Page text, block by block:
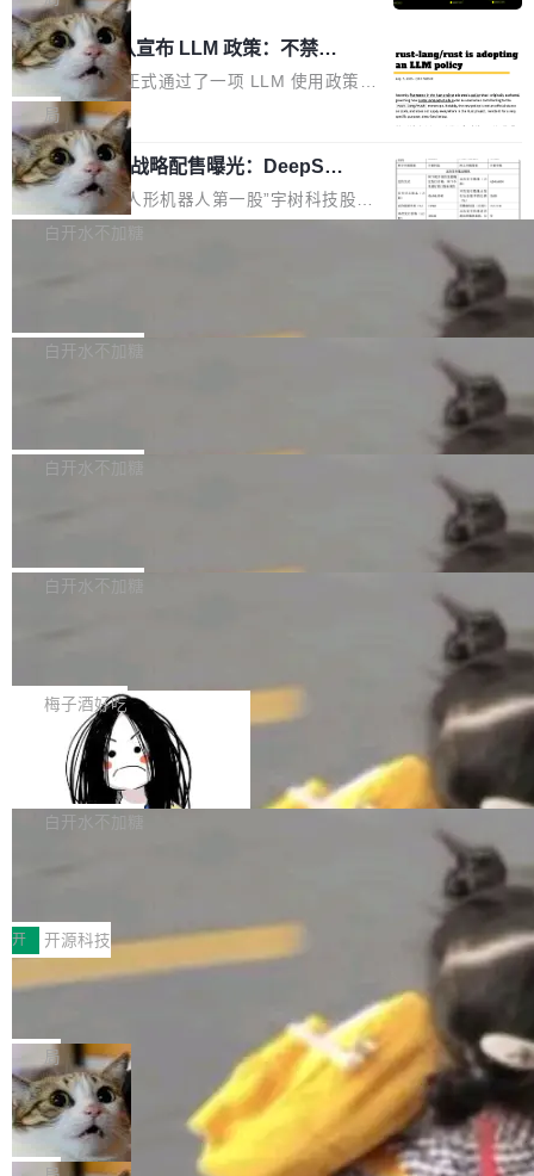
问，围绕开源鸿蒙技术能力、设备适配、芯片适
配、功耗与稳定性调优、兼容性测评及统一互联
等内容展开系统讲解和实战交流，帮助企业进一
步了解开源鸿蒙在智能...
起事故，其中四起与 AI/Copilot 服务相关。 Git
Hub 员工 kdaigle 在 HN 讨论中贴出了一组数
据：2025 年全年 10 亿次 commit。现在，每周
2.75 亿次，全年预计 140 亿次。GitHub...
象：Recursive Language Model（RLM）和 C
ontinual Harness。在 ARC-AGI 3 基准测试
上，Prime Agent + Opus 5 的组合达到了 95.
5% RHAE Best@1，超过了 ARC 报告的人类专
家基线 95.4%。 不是又一个 coding agent 包装
器 Prime Agent 的架构和市面上大多数 coding
agent 有本质区别。大多数 agent harness 的设
计是基于早期模型的能力—...
Rust 项目团队宣布 LLM 政策：不禁
止，但你要承认哪些代码不是你写的
Rust 语言项目正式通过了一项 LLM 使用政策，
覆盖 rust-lang/rust 单一仓库的代码贡献。这不
是项目级别的官方立场，目前由五个团队采纳，
但它可能是主流开源项目中关于 AI 辅助贡献最
细致的一份规则。 政策的核心只有一句话：LLM
可以用来分析、提炼、审阅、建议，但不能用来
不得生成涉及安全性的关键变更，除非作者本身
局
宇树科技 IPO 战略配售曝光：DeepSe
ek 获配 93.3 万股，锁定 36 个月
8月6日晚间，“人形机器人第一股”宇树科技股份
有限公司披露IPO发行价格及战略配售结果，杭
36个月。 公告显示，本次宇树科技战略配售对
员工参与设立的专项资产管理计划。其中，Dee
获配9...
白开水不加糖
Bug fixes and enhancements 修复多次传递同
一个回归问题，该问题导致拉取镜像时会拒绝包
题，该问题可能导致在旧版 Linux 内核...
白开水不加糖
e 孵化器项目管理委员会（IPMC）投票中获得
P）！这一里程碑不仅标志着 Fluss 迈入新的发
白开水不加糖
长期停止内容更新，未能实现其作为“AI版维基百
提交的编辑请求也长期处于待处理状态。 Groki
pedia 于去年底上线，定位为由人工智能生成内
容的百科平台，被马斯克视为传统众包百科网站
维基百科的替代方案。Lawfare 调查发现，无论
热门页面还是低关注度页面，均未出现近期更
白开水不加糖
是这样的：配 MessageSource 的 Bean、写 R
eloadableResourceBundleMessageSource、
声明 LocaleResolver、注册 LocaleChangeInt
erceptor…五六步之后才能看到第一行翻译文
本。 Solon 换了个方式。整个 i18n 模块围绕三
梅子酒好吃
Apache Doris 4.1 全面增强 Iceberg：
支持 UPDATE、MERGE INTO 与 Iceb
erg V3
Apache Doris 4.1 要补齐的，正是缺失的那一
半。在已有查询能力的基础上，Doris 进一步支
常维护操作，并完整支持 Iceberg V3 格式。
白开水不加糖
村国家自主创新示范区会议中心开幕。本届大会
由中关村智联软件服务业质量创新联盟主办，以
“智构可信·质创未来——AI原生时代的质量新范
式”为主题，直面AI从实验室走向规模化产业落地
的核心质量命题。会上，《2026智能研发生产力
工具选型手册》发布，Testin云测的Testin XAge
nt智能测试系统入选AI测试领域代表产品。对CI
O而言，这提示了一个转变：AI测试正在从效率
工具升级为企业的质量基础设施。 CIO面对的新
开 开源科技
让非法状态不可表示：一篇关于 ADT
有一种东西，一旦用过就回不去了。Alex Fedos
eev 管它叫"软件设计的基石"。 他说的东西不新
鲜——代数数据类型（ADT），尤其是和类型
（sum type）。但他说清楚了一件事：这不是类
型系统的学术体操，是日常编码的思维方式。 文
章从一个简单的例子切入。一个网站的深色主题
局
Cloudflare 开源内部企业 AI 平台 Clou
dflare OS
Cloudflare 发布了一个开源项目 Cloudflare O
S。如果你只看官方博客，你会觉得这是又一